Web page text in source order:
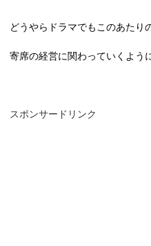
どうやらドラマでもこのあたり
寄席の経営に関わっていくよう
スポンサードリンク